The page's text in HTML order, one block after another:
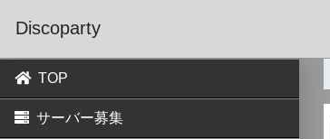
Discoparty
TOP
サーバー募集